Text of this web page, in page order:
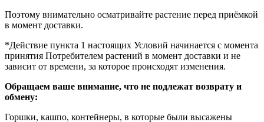
Поэтому внимательно осматривайте растение перед приёмкой
в момент доставки.
*Действие пункта 1 настоящих Условий начинается с момента
принятия Потребителем растений в момент доставки и не
зависит от времени, за которое происходят изменения.
Обращаем ваше внимание, что не подлежат возврату и
обмену:
Горшки, кашпо, контейнеры, в которые были высажены